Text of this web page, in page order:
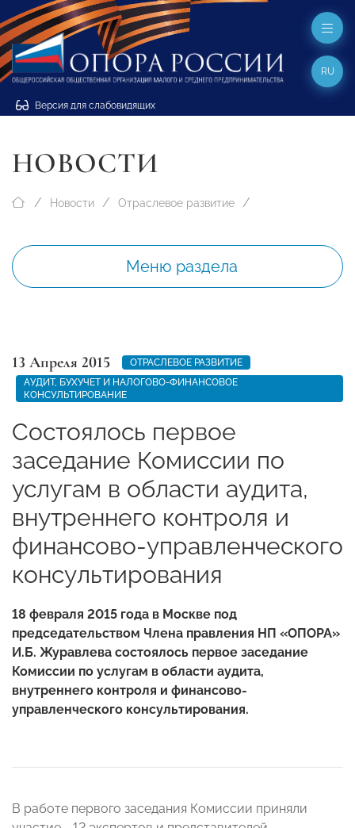
Версия для слабовидящих
RU
НОВОСТИ
Новости Отраслевое развитие
Меню раздела
13 Апреля 2015
ОТРАСЛЕВОЕ РАЗВИТИЕ
АУДИТ, БУХУЧЕТ И НАЛОГОВО-ФИНАНСОВОЕ
КОНСУЛЬТИРОВАНИЕ
Cостоялось первое
заседание Комиссии по
услугам в области аудита,
внутреннего контроля и
финансово-управленческого
консультирования
18 февраля 2015 года в Москве под
председательством Члена правления НП «ОПОРА»
И.Б. Журавлева состоялось первое заседание
Комиссии по услугам в области аудита,
внутреннего контроля и финансово-
управленческого консультирования.
В работе первого заседания Комиссии приняли